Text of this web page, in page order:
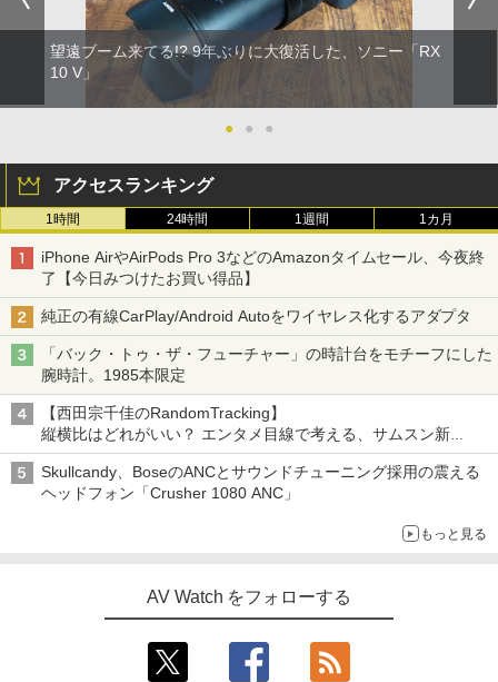
望遠ブーム来てる!? 9年ぶりに大復活した、ソニー「RX
10 V」
● ● ●
アクセスランキング
1時間 24時間 1週間 1カ月
iPhone AirやAirPods Pro 3などのAmazonタイムセール、今夜終
了【今日みつけたお買い得品】
純正の有線CarPlay/Android Autoをワイヤレス化するアダプタ
「バック・トゥ・ザ・フューチャー」の時計台をモチーフにした
腕時計。1985本限定
【西田宗千佳のRandomTracking】
縦横比はどれがいい？ エンタメ目線で考える、サムスン新
「Galaxy Z Fold」
Skullcandy、BoseのANCとサウンドチューニング採用の震える
ヘッドフォン「Crusher 1080 ANC」
もっと見る
AV Watch をフォローする